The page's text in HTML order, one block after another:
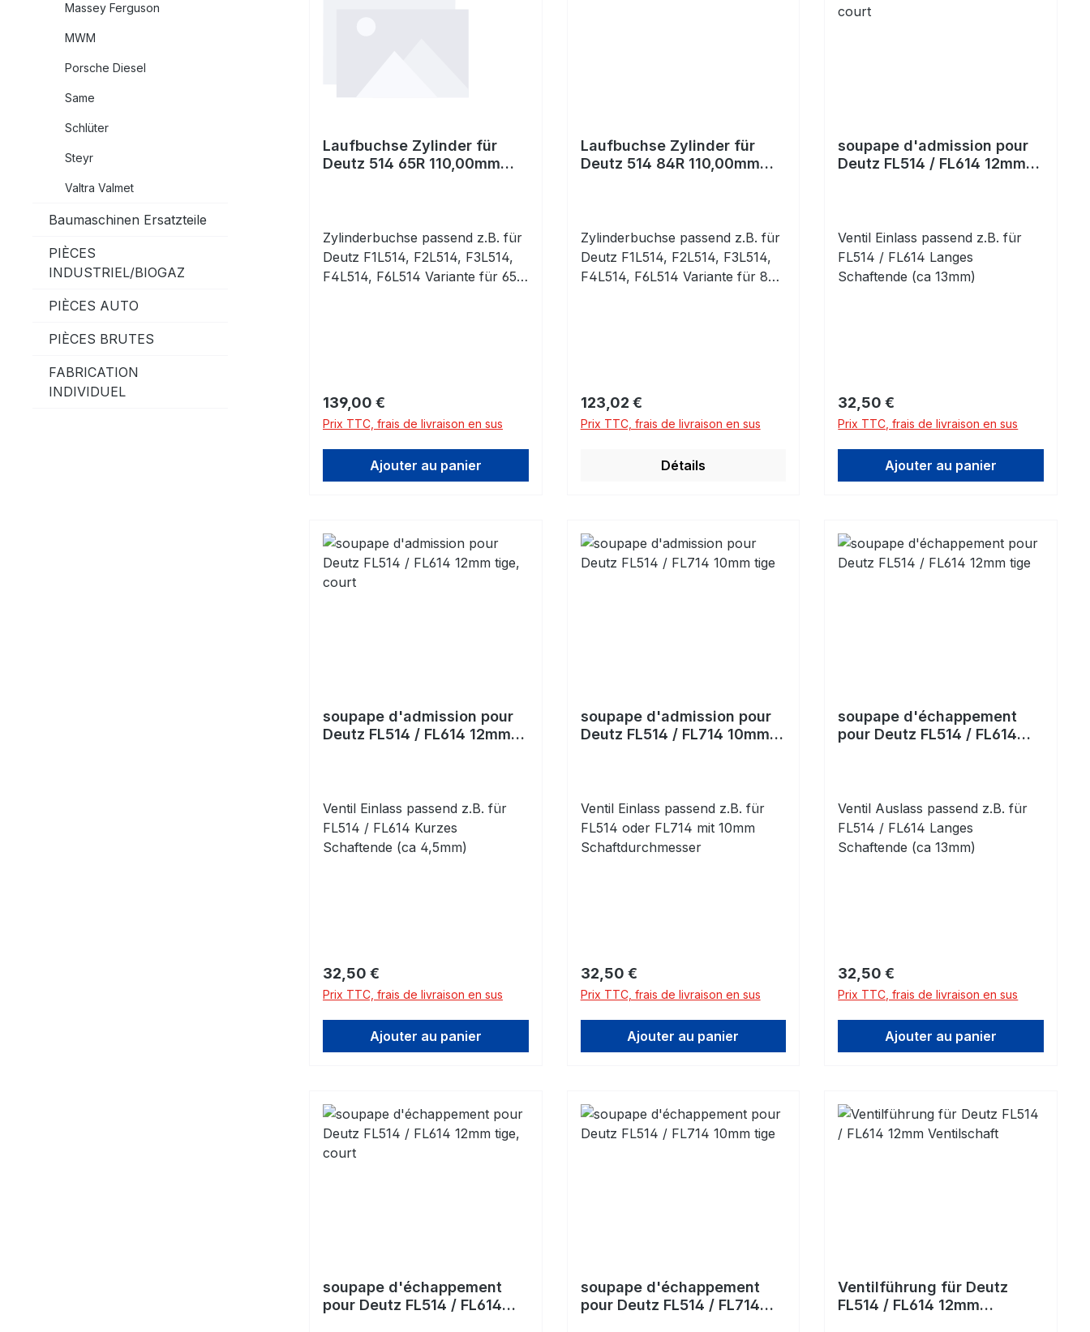
Massey Ferguson
MWM
Porsche Diesel
Same
Schlüter
Steyr
Valtra Valmet
Baumaschinen Ersatzteile
PIÈCES
INDUSTRIEL/BIOGAZ
PIÈCES AUTO
PIÈCES BRUTES
FABRICATION
INDIVIDUEL
Laufbuchse Zylinder für
Deutz 514 65R 110,00mm
Zylinderbuchse passend z.B. für
Deutz F1L514, F2L514, F3L514,
F4L514, F6L514 Variante für 65R
Prix régulier :
139,00 €
Prix TTC, frais de livraison en sus
Ajouter au panier
Laufbuchse Zylinder für
Deutz 514 84R 110,00mm
Zylinderbuchse passend z.B. für
Deutz F1L514, F2L514, F3L514,
F4L514, F6L514 Variante für 84R
Prix régulier :
123,02 €
Prix TTC, frais de livraison en sus
Détails
soupape d'admission pour
Deutz FL514 / FL614 12mm
Ventil Einlass passend z.B. für
FL514 / FL614 Langes
Schaftende (ca 13mm)
Prix régulier :
32,50 €
Prix TTC, frais de livraison en sus
Ajouter au panier
soupape d'admission pour
Deutz FL514 / FL614 12mm
Ventil Einlass passend z.B. für
FL514 / FL614 Kurzes
Schaftende (ca 4,5mm)
Prix régulier :
32,50 €
Prix TTC, frais de livraison en sus
Ajouter au panier
soupape d'admission pour
Deutz FL514 / FL714 10mm
Ventil Einlass passend z.B. für
FL514 oder FL714 mit 10mm
Schaftdurchmesser
Prix régulier :
32,50 €
Prix TTC, frais de livraison en sus
Ajouter au panier
soupape d'échappement
pour Deutz FL514 / FL614
Ventil Auslass passend z.B. für
FL514 / FL614 Langes
Schaftende (ca 13mm)
Prix régulier :
32,50 €
Prix TTC, frais de livraison en sus
Ajouter au panier
soupape d'échappement
pour Deutz FL514 / FL614
soupape d'échappement
pour Deutz FL514 / FL714
Ventilführung für Deutz
FL514 / FL614 12mm